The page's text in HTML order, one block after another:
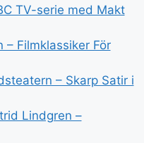
TV-serie med Makt
– Filmklassiker För
– Skarp Satir i
Lindgren –